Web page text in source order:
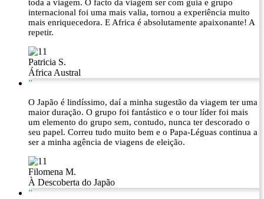
toda a viagem. O facto da viagem ser com guia e grupo
internacional foi uma mais valia, tornou a experiência muito
mais enriquecedora. E Africa é absolutamente apaixonante! A
repetir.
Patricia S.
África Austral
”
O Japão é lindíssimo, daí a minha sugestão da viagem ter uma
maior duração. O grupo foi fantástico e o tour líder foi mais
um elemento do grupo sem, contudo, nunca ter descorado o
seu papel. Correu tudo muito bem e o Papa-Léguas continua a
ser a minha agência de viagens de eleição.
Filomena M.
À Descoberta do Japão
”